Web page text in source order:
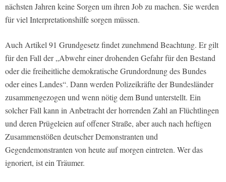
nächsten Jahren keine Sorgen um ihren Job zu machen. Sie werden
für viel Interpretationshilfe sorgen müssen.
Auch Artikel 91 Grundgesetz findet zunehmend Beachtung. Er gilt
für den Fall der „Abwehr einer drohenden Gefahr für den Bestand
oder die freiheitliche demokratische Grundordnung des Bundes
oder eines Landes“. Dann werden Polizeikräfte der Bundesländer
zusammengezogen und wenn nötig dem Bund unterstellt. Ein
solcher Fall kann in Anbetracht der horrenden Zahl an Flüchtlingen
und deren Prügeleien auf offener Straße, aber auch nach heftigen
Zusammenstößen deutscher Demonstranten und
Gegendemonstranten von heute auf morgen eintreten. Wer das
ignoriert, ist ein Träumer.